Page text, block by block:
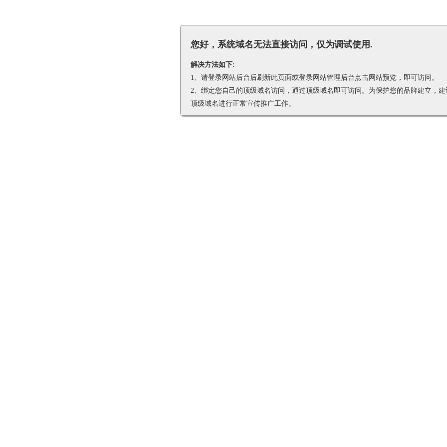
您好，系统域名无法直接访问，仅为调试使用.
解决方法如下:
1、请登录网站后台后刷新此页面或登录网站管理后台点击网站预览，即可访问。
2、绑定您自己的顶级域名访问，通过顶级域名即可访问。为保护您的品牌建立，
顶级域名进行正常宣传推广工作。